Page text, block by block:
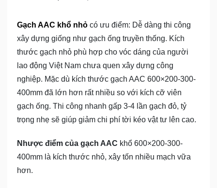
Gạch AAC khổ nhỏ có ưu điểm: Dễ dàng thi công
xây dựng giống như gạch ống truyền thống. Kích
thước gạch nhỏ phù hợp cho vóc dáng của người
lao động Việt Nam chưa quen xây dựng công
nghiệp. Mặc dù kích thước gạch AAC 600×200-300-
400mm đã lớn hơn rất nhiều so với kích cỡ viên
gạch ống. Thi công nhanh gấp 3-4 lần gạch đỏ, tỷ
trọng nhẹ sẽ giúp giảm chi phí tời kéo vật tư lên cao.
Nhược điểm của gạch AAC khổ 600×200-300-
400mm là kích thước nhỏ, xây tốn nhiều mạch vữa
hơn.